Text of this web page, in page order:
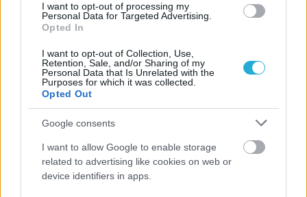
I want to opt-out of processing my
Personal Data for Targeted Advertising.
Opted In
I want to opt-out of Collection, Use,
Retention, Sale, and/or Sharing of my
Personal Data that Is Unrelated with the
Purposes for which it was collected.
Opted Out
Google consents
I want to allow Google to enable storage
related to advertising like cookies on web or
device identifiers in apps.